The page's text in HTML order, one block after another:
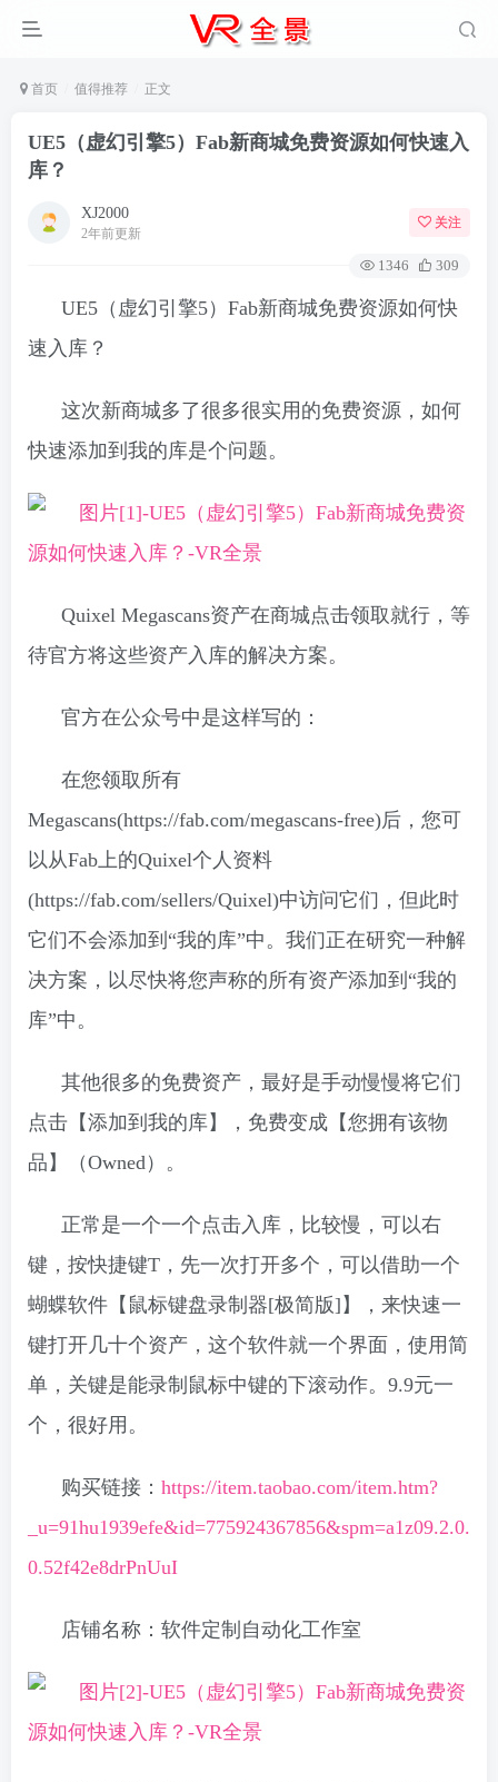
首页 值得推荐 正文
UE5（虚幻引擎5）Fab新商城免费资源如何快速入
库？
XJ2000
2年前更新
关注
1346 309
UE5（虚幻引擎5）Fab新商城免费资源如何快
速入库？
这次新商城多了很多很实用的免费资源，如何
快速添加到我的库是个问题。
Quixel Megascans资产在商城点击领取就行，等
待官方将这些资产入库的解决方案。
官方在公众号中是这样写的：
在您领取所有
Megascans(https://fab.com/megascans-free)后，您可
以从Fab上的Quixel个人资料
(https://fab.com/sellers/Quixel)中访问它们，但此时
它们不会添加到“我的库”中。我们正在研究一种解
决方案，以尽快将您声称的所有资产添加到“我的
库”中。
其他很多的免费资产，最好是手动慢慢将它们
点击【添加到我的库】，免费变成【您拥有该物
品】（Owned）。
正常是一个一个点击入库，比较慢，可以右
键，按快捷键T，先一次打开多个，可以借助一个
蝴蝶软件【鼠标键盘录制器[极简版]】，来快速一
键打开几十个资产，这个软件就一个界面，使用简
单，关键是能录制鼠标中键的下滚动作。9.9元一
个，很好用。
购买链接： https://item.taobao.com/item.htm?
_u=91hu1939efe&id=775924367856&spm=a1z09.2.0.
0.52f42e8drPnUuI
店铺名称：软件定制自动化工作室